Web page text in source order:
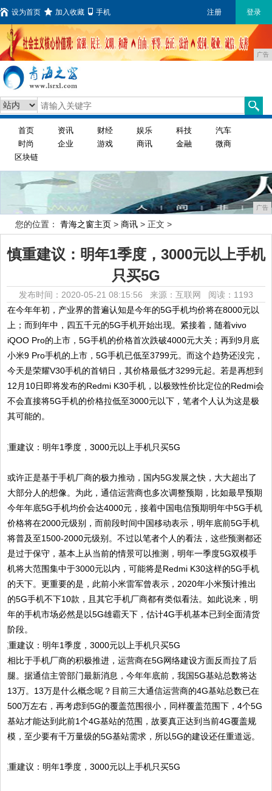
设为首页 加入收藏 手机 注册 登录
广告
首页 资讯 财经 娱乐 科技
汽车
时尚
企业 游戏 商讯 金融
微商
区块链
广告
您的位置： 青海之窗主页 > 商讯 > 正文 >
慎重建议：明年1季度，3000元以上手机
只买5G
发布时间：2020-05-21 08:15:56 来源：互联网 阅读：1193
在今年年初，产业界的普遍认知是今年的5G手机均价将在8000元以
上；而到年中，四五千元的5G手机开始出现。紧接着，随着vivo
iQOO Pro的上市，5G手机的价格首次跌破4000元大关；再到9月底
小米9 Pro手机的上市，5G手机已低至3799元。而这个趋势还没完，
今天是荣耀V30手机的首销日，其价格最低才3299元起。若是再想到
12月10日即将发布的Redmi K30手机，以极致性价比定位的Redmi会
不会直接将5G手机的价格拉低至3000元以下，笔者个人认为这是极
其可能的。
或许正是基于手机厂商的极力推动，国内5G发展之快，大大超出了
大部分人的想像。为此，通信运营商也多次调整预期，比如最早预期
今年年底5G手机均价会达4000元，接着中国电信预期明年中5G手机
价格将在2000元级别，而前段时间中国移动表示，明年底前5G手机
将普及至1500-2000元级别。不过以笔者个人的看法，这些预测都还
是过于保守，基本上从当前的情景可以推测，明年一季度5G双模手
机将大范围集中于3000元以内，可能将是Redmi K30这样的5G手机
的天下。更重要的是，此前小米雷军曾表示，2020年小米预计推出
的5G手机不下10款，且其它手机厂商都有类似看法。如此说来，明
年的手机市场必然是以5G雄霸天下，估计4G手机基本已到全面清货
阶段。
相比于手机厂商的积极推进，运营商在5G网络建设方面反而拉了后
腿。据通信主管部门最新消息，今年年底前，我国5G基站总数将达
13万。13万是什么概念呢？目前三大通信运营商的4G基站总数已在
500万左右，再考虑到5G的覆盖范围很小，同样覆盖范围下，4个5G
基站才能达到此前1个4G基站的范围，故要真正达到当前4G覆盖规
模，至少要有千万量级的5G基站需求，所以5G的建设还任重道远。